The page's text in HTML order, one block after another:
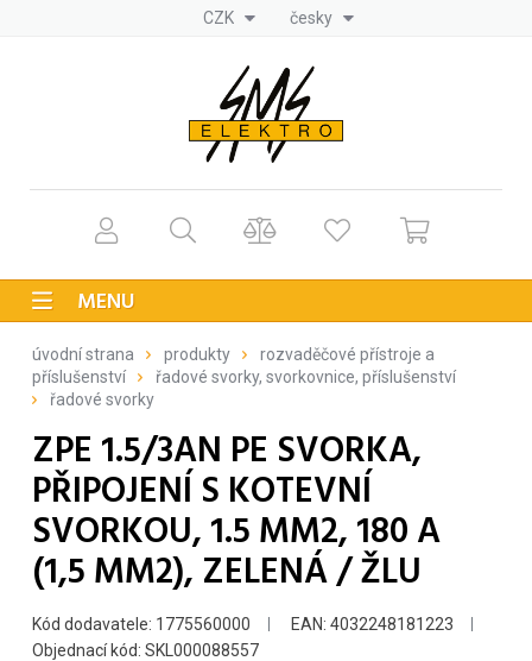
CZK česky
MENU
úvodní strana produkty
rozvaděčové přístroje a
příslušenství
řadové svorky, svorkovnice, příslušenství
řadové svorky
ZPE 1.5/3AN PE SVORKA,
PŘIPOJENÍ S KOTEVNÍ
SVORKOU, 1.5 MM2, 180 A
(1,5 MM2), ZELENÁ / ŽLU
Kód dodavatele: 1775560000
EAN: 4032248181223
Objednací kód: SKL000088557